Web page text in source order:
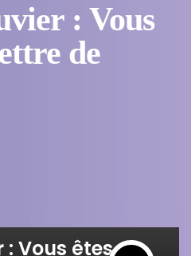
: Vous
de
Vous êtes